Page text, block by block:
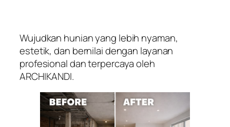
Wujudkan hunian yang lebih nyaman,
estetik, dan bernilai dengan layanan
profesional dan terpercaya oleh
ARCHIKANDI.